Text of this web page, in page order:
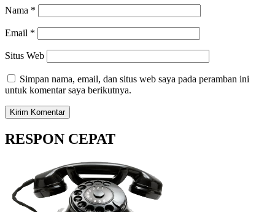
Nama *
Email *
Situs Web
Simpan nama, email, dan situs web saya pada peramban ini
untuk komentar saya berikutnya.
RESPON CEPAT